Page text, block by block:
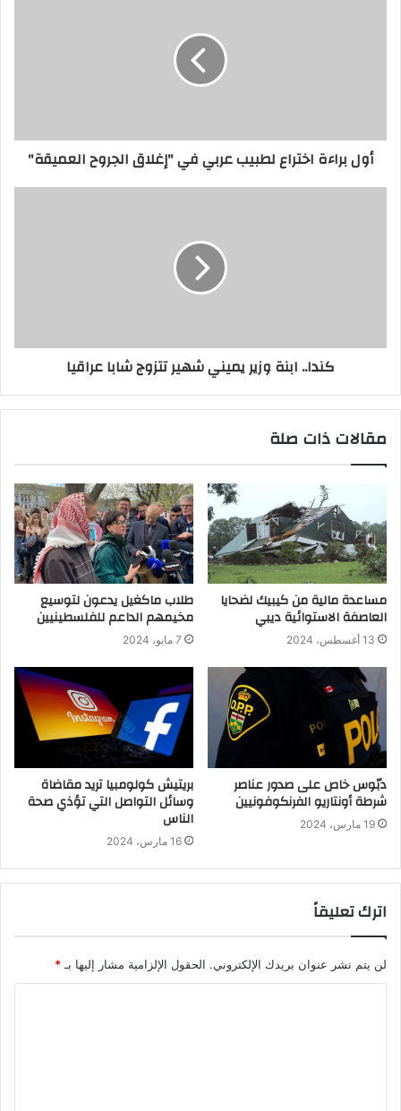
أول براءة اختراع لطبيب عربي في "إغلاق الجروح العميقة"
كندا.. ابنة وزير يميني شهير تتزوج شابا عراقيا
مقالات ذات صلة
مساعدة مالية من كيبيك لضحايا
العاصفة الاستوائية ديبي
13 أغسطس، 2024
طلاب ماكغيل يدعون لتوسيع
مخيمهم الداعم للفلسطينيين
7 مايو، 2024
دبّوس خاص على صدور عناصر
شرطة أونتاريو الفرنكوفونيين
19 مارس، 2024
بريتيش كولومبيا تريد مقاضاة
وسائل التواصل التي تؤذي صحة
الناس
16 مارس، 2024
اترك تعليقاً
لن يتم نشر عنوان بريدك الإلكتروني. الحقول الإلزامية مشار إليها بـ*